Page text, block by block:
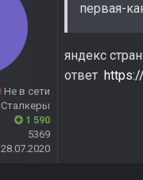
Не в сети
Сталкеры
1 590
5369
28.07.2020
первая-
яндекс
ответ